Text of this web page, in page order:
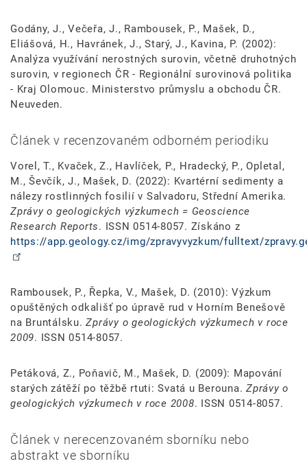
Godány, J., Večeřa, J., Rambousek, P., Mašek, D.,
Eliášová, H., Havránek, J., Starý, J., Kavina, P. (2002):
Analýza využívání nerostných surovin, včetně druhotných
surovin, v regionech ČR - Regionální surovinová politika
- Kraj Olomouc. Ministerstvo průmyslu a obchodu ČR.
Neuveden.
Článek v recenzovaném odborném periodiku
Vorel, T., Kvaček, Z., Havlíček, P., Hradecký, P., Opletal,
M., Ševčík, J., Mašek, D. (2022): Kvartérní sedimenty a
nálezy rostlinných fosilií v Salvadoru, Střední Amerika.
Zprávy o geologických výzkumech = Geoscience
Research Reports. ISSN 0514-8057. Získáno z
https://app.geology.cz/img/zpravyvyzkum/fulltext/
Rambousek, P., Řepka, V., Mašek, D. (2010): Výzkum
opuštěných odkališť po úpravě rud v Horním Benešově
na Bruntálsku.Zprávy o geologických výzkumech v roce
2009. ISSN 0514-8057.
Petáková, Z., Poňavič, M., Mašek, D. (2009): Mapování
starých zátěží po těžbě rtuti: Svatá u Berouna. Zprávy o
geologických výzkumech v roce 2008. ISSN 0514-8057.
Článek v nerecenzovaném sborníku nebo
abstrakt ve sborníku